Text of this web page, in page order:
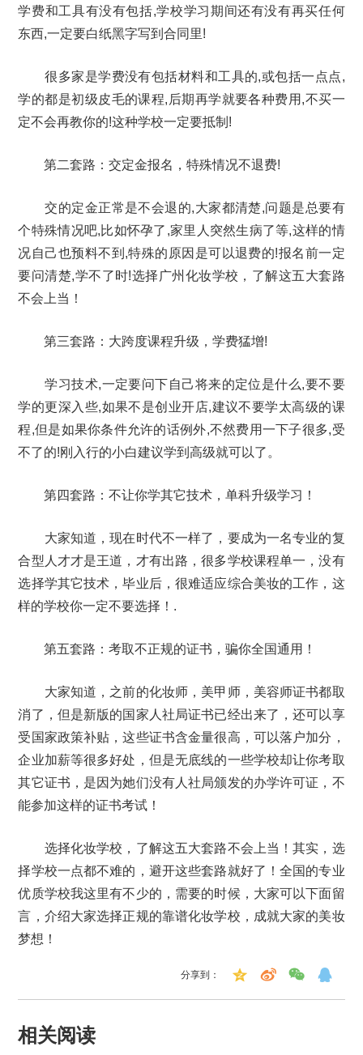
学费和工具有没有包括,学校学习期间还有没有再买任何
东西,一定要白纸黑字写到合同里!
很多家是学费没有包括材料和工具的,或包括一点点,
学的都是初级皮毛的课程,后期再学就要各种费用,不买一
定不会再教你的!这种学校一定要抵制!
第二套路：交定金报名，特殊情况不退费!
交的定金正常是不会退的,大家都清楚,问题是总要有
个特殊情况吧,比如怀孕了,家里人突然生病了等,这样的情
况自己也预料不到,特殊的原因是可以退费的!报名前一定
要问清楚,学不了时!选择 广州 化妆学校，了解这五大套路
不会上当！
第三套路：大跨度课程升级，学费猛增!
学习技术,一定要问下自己将来的定位是什么,要不要
学的更深入些,如果不是创业开店,建议不要学太高级的课
程,但是如果你条件允许的话例外,不然费用一下子很多,受
不了的!刚入行的小白建议学到高级就可以了。
第四套路：不让你学其它技术，单科升级学习！
大家知道，现在时代不一样了，要成为一名专业的复
合型人才才是王道，才有出路，很多学校课程单一，没有
选择学其它技术，毕业后，很难适应综合美妆的工作，这
样的学校你一定不要选择！.
第五套路：考取不正规的证书，骗你全国通用！
大家知道，之前的化妆师，美甲师，美容师证书都取
消了，但是新版的国家人社局证书已经出来了，还可以享
受国家政策补贴，这些证书含金量很高，可以落户加分，
企业加薪等很多好处，但是无底线的一些学校却让你考取
其它证书，是因为她们没有人社局颁发的办学许可证，不
能参加这样的证书考试！
选择化妆学校，了解这五大套路不会上当！其实，选
择学校一点都不难的，避开这些套路就好了！全国的专业
优质学校我这里有不少的，需要的时候，大家可以下面留
言，介绍大家选择正规的靠谱化妆学校，成就大家的美妆
梦想！
分享到：
相关阅读